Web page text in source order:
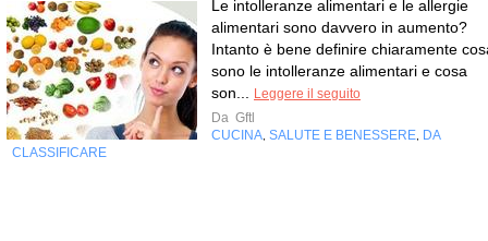
Le intolleranze alimentari e le allergie
alimentari sono davvero in aumento?
Intanto è bene definire chiaramente
sono le intolleranze alimentari e cosa
son... Leggere il seguito
Da Gftl
CUCINA, SALUTE E BENESSERE, DA
CLASSIFICARE